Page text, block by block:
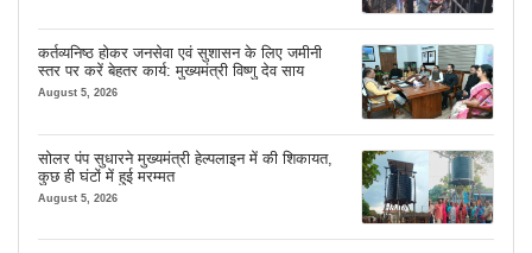
कर्तव्यनिष्ठ होकर जनसेवा एवं सुशासन के लिए जमीनी
स्तर पर करें बेहतर कार्य: मुख्यमंत्री विष्णु देव साय
August 5, 2026
सोलर पंप सुधारने मुख्यमंत्री हेल्पलाइन में की शिकायत,
कुछ ही घंटों में हुई मरम्मत
August 5, 2026